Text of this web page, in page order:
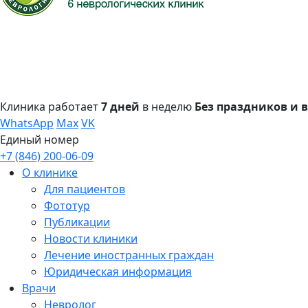
Клиника работает7 дней в неделю Без праздников и
WhatsApp MaxVK
Единый номер
+7 (846) 200-06-09
О клинике
Для пациентов
Фототур
Публикации
Новости клиники
Лечение иностранных граждан
Юридическая информация
Врачи
Невролог